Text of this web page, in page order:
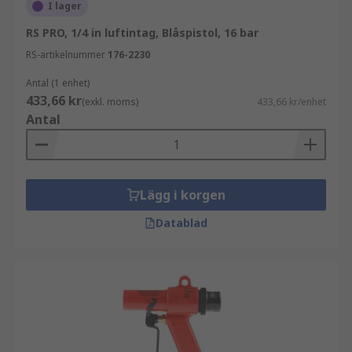
av en avtappningsspak som är i linje med
luftslangen eller en avtryckare placerad i rät
vinkel.
Vad kallas de också?
Lufttryckspistol
Högtryckspistol
Typer av luftpistoler
av munstyckestyper beroende på
användningsområde.
Standard säkerhet; dessa är lämpliga för
I lager
RS PRO, 1/4 in luftintag, Blåspistol, 16 bar
RS-artikelnummer 176-2230
Antal (1 enhet)
433,66 kr(exkl. moms) 433,66 kr/enhet
Antal
Lägg i korgen
Datablad